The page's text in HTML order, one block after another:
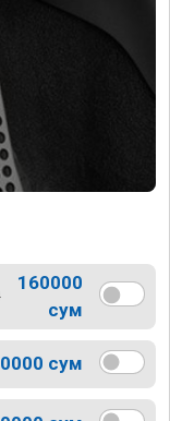
160000
сум
сум